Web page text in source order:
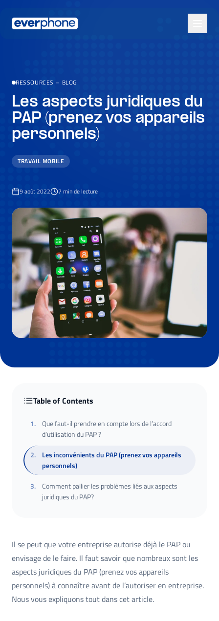
RESSOURCES – BLOG
Les aspects juridiques du
PAP (prenez vos appareils
personnels)
TRAVAIL MOBILE
9 août 2022 7 min de lecture
Table of Contents
1.
Que faut-il prendre en compte lors de l’accord
d’utilisation du PAP ?
2.
Les inconvénients du PAP (prenez vos appareils
personnels)
3.
Comment pallier les problèmes liés aux aspects
juridiques du PAP?
Il se peut que votre entreprise autorise déjà le PAP ou
envisage de le faire. Il faut savoir que nombreux sont les
aspects juridiques du PAP (prenez vos appareils
personnels) à connaître avant de l’autoriser en entreprise.
Nous vous expliquons tout dans cet article.